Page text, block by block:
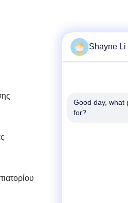
Γρήγορη
Shayne Li
Good day, what
for?